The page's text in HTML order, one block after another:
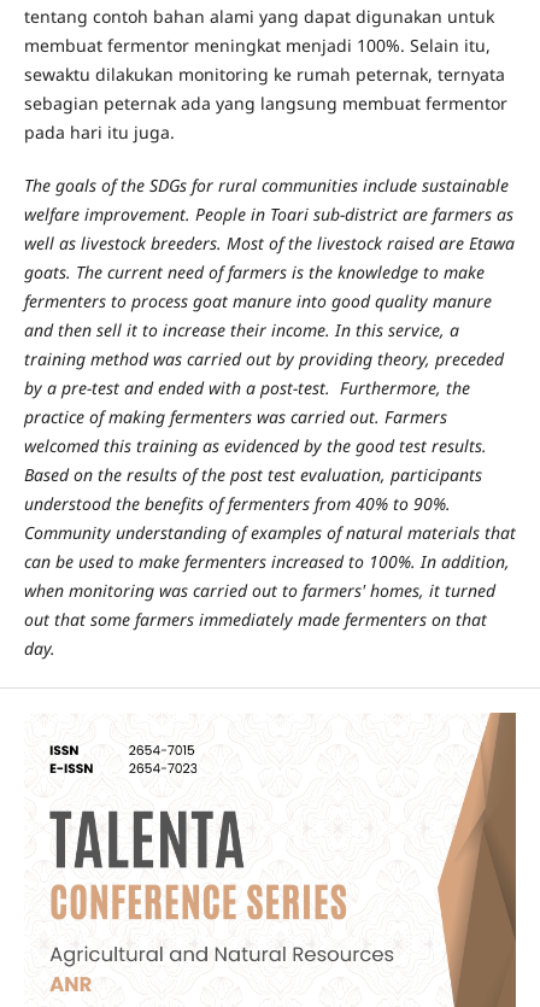
tentang contoh bahan alami yang dapat digunakan untuk
membuat fermentor meningkat menjadi 100%. Selain itu,
sewaktu dilakukan monitoring ke rumah peternak, ternyata
sebagian peternak ada yang langsung membuat fermentor
pada hari itu juga.
The goals of the SDGs for rural communities include sustainable
welfare improvement. People in Toari sub-district are farmers as
well as livestock breeders. Most of the livestock raised are Etawa
goats. The current need of farmers is the knowledge to make
fermenters to process goat manure into good quality manure
and then sell it to increase their income. In this service, a
training method was carried out by providing theory, preceded
by a pre-test and ended with a post-test. Furthermore, the
practice of making fermenters was carried out. Farmers
welcomed this training as evidenced by the good test results.
Based on the results of the post test evaluation, participants
understood the benefits of fermenters from 40% to 90%.
Community understanding of examples of natural materials that
can be used to make fermenters increased to 100%. In addition,
when monitoring was carried out to farmers' homes, it turned
out that some farmers immediately made fermenters on that
day.